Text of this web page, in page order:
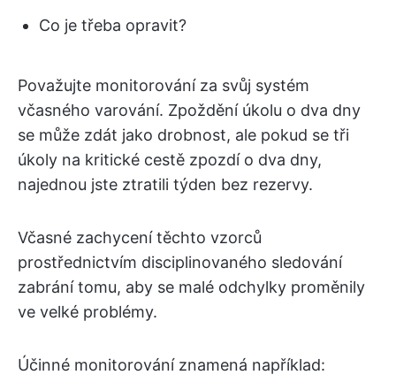
Co je třeba opravit?
Považujte monitorování za svůj systém
včasného varování. Zpoždění úkolu o dva dny
se může zdát jako drobnost, ale pokud se tři
úkoly na kritické cestě zpozdí o dva dny,
najednou jste ztratili týden bez rezervy.
Včasné zachycení těchto vzorců
prostřednictvím disciplinovaného sledování
zabrání tomu, aby se malé odchylky proměnily
ve velké problémy.
Účinné monitorování znamená například: